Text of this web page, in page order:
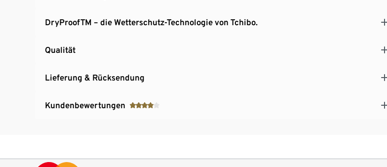
DryProofTM – die Wetterschutz-Technologie von Tchibo.
Qualität
Lieferung & Rücksendung
Kundenbewertungen